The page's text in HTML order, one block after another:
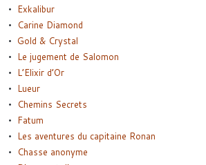
Exkalibur
Carine Diamond
Gold & Crystal
Le jugement de Salomon
L’Elixir d’Or
Lueur
Chemins Secrets
Fatum
Les aventures du capitaine Ronan
Chasse anonyme